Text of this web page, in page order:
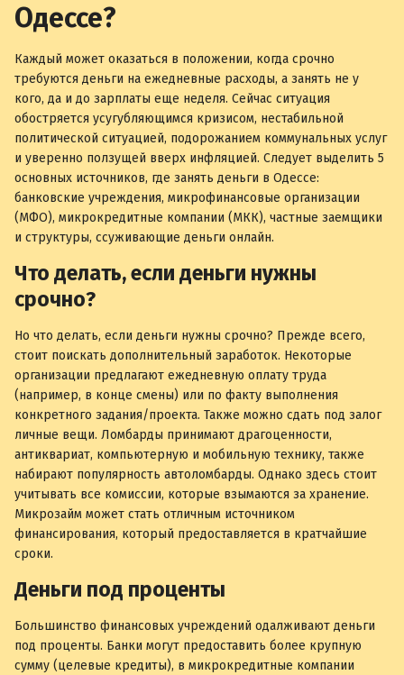
Одессе?
Каждый может оказаться в положении, когда срочно
требуются деньги на ежедневные расходы, а занять не у
кого, да и до зарплаты еще неделя. Сейчас ситуация
обостряется усугубляющимся кризисом, нестабильной
политической ситуацией, подорожанием коммунальных услуг
и уверенно ползущей вверх инфляцией. Следует выделить 5
основных источников, где занять деньги в Одессе:
банковские учреждения, микрофинансовые организации
(МФО), микрокредитные компании (МКК), частные заемщики
и структуры, ссуживающие деньги онлайн.
Что делать, если деньги нужны
срочно?
Но что делать, если деньги нужны срочно? Прежде всего,
стоит поискать дополнительный заработок. Некоторые
организации предлагают ежедневную оплату труда
(например, в конце смены) или по факту выполнения
конкретного задания/проекта. Также можно сдать под залог
личные вещи. Ломбарды принимают драгоценности,
антиквариат, компьютерную и мобильную технику, также
набирают популярность автоломбарды. Однако здесь стоит
учитывать все комиссии, которые взымаются за хранение.
Микрозайм может стать отличным источником
финансирования, который предоставляется в кратчайшие
сроки.
Деньги под проценты
Большинство финансовых учреждений одалживают деньги
под проценты. Банки могут предоставить более крупную
сумму (целевые кредиты), в микрокредитные компании